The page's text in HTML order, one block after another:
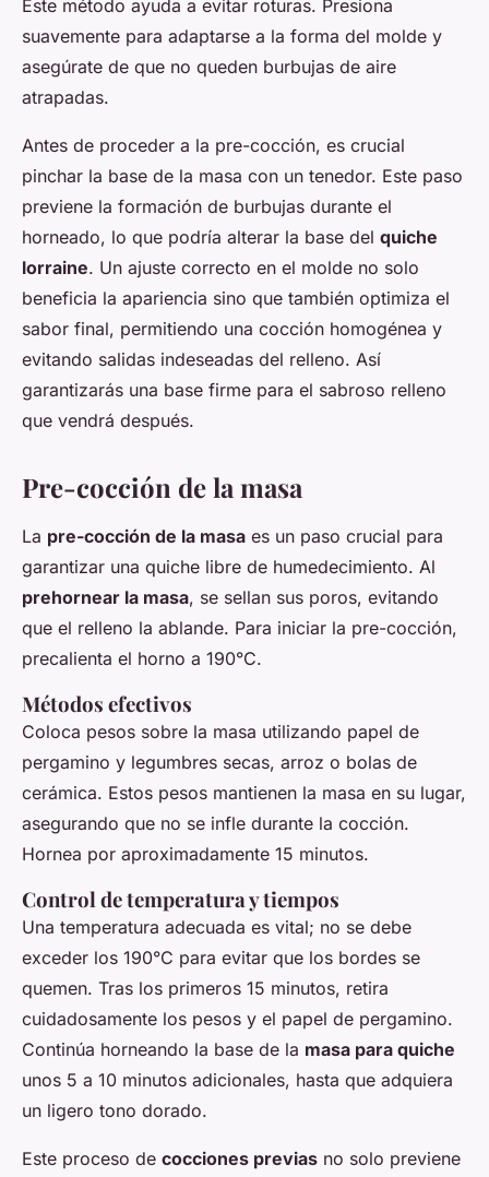
Este método ayuda a evitar roturas. Presiona
suavemente para adaptarse a la forma del molde y
asegúrate de que no queden burbujas de aire
atrapadas.
Antes de proceder a la pre-cocción, es crucial
pinchar la base de la masa con un tenedor. Este paso
previene la formación de burbujas durante el
horneado, lo que podría alterar la base del quiche
lorraine. Un ajuste correcto en el molde no solo
beneficia la apariencia sino que también optimiza el
sabor final, permitiendo una cocción homogénea y
evitando salidas indeseadas del relleno. Así
garantizarás una base firme para el sabroso relleno
que vendrá después.
Pre-cocción de la masa
La pre-cocción de la masa es un paso crucial para
garantizar una quiche libre de humedecimiento. Al
prehornear la masa, se sellan sus poros, evitando
que el relleno la ablande. Para iniciar la pre-cocción,
precalienta el horno a 190°C.
Métodos efectivos
Coloca pesos sobre la masa utilizando papel de
pergamino y legumbres secas, arroz o bolas de
cerámica. Estos pesos mantienen la masa en su lugar,
asegurando que no se infle durante la cocción.
Hornea por aproximadamente 15 minutos.
Control de temperatura y tiempos
Una temperatura adecuada es vital; no se debe
exceder los 190°C para evitar que los bordes se
quemen. Tras los primeros 15 minutos, retira
cuidadosamente los pesos y el papel de pergamino.
Continúa horneando la base de la masa para quiche
unos 5 a 10 minutos adicionales, hasta que adquiera
un ligero tono dorado.
Este proceso de cocciones previas no solo previene